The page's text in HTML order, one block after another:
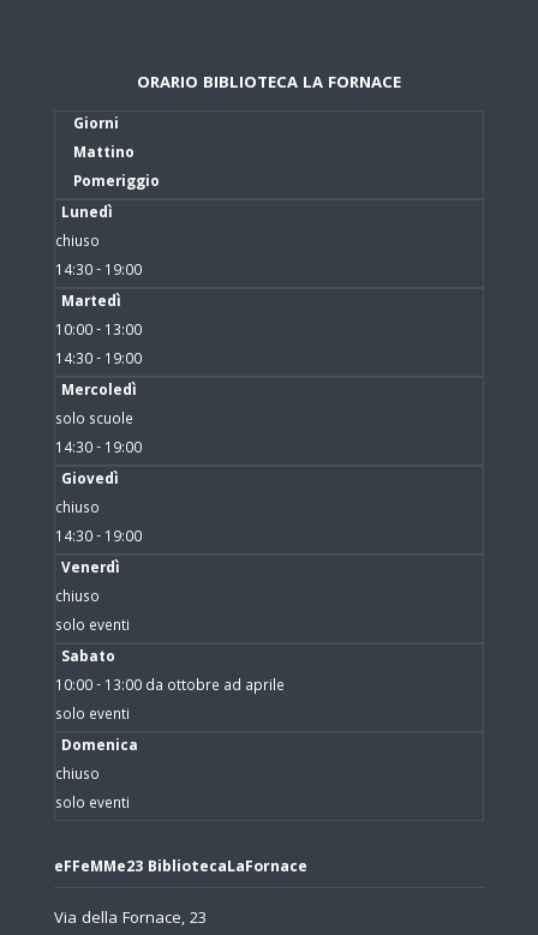
ORARIO BIBLIOTECA LA FORNACE
Giorni
Mattino
Pomeriggio
Lunedì
chiuso
14:30 - 19:00
Martedì
10:00 - 13:00
14:30 - 19:00
Mercoledì
solo scuole
14:30 - 19:00
Giovedì
chiuso
14:30 - 19:00
Venerdì
chiuso
solo eventi
Sabato
10:00 - 13:00 da ottobre ad aprile
solo eventi
Domenica
chiuso
solo eventi
eFFeMMe23 BibliotecaLaFornace
Via della Fornace, 23